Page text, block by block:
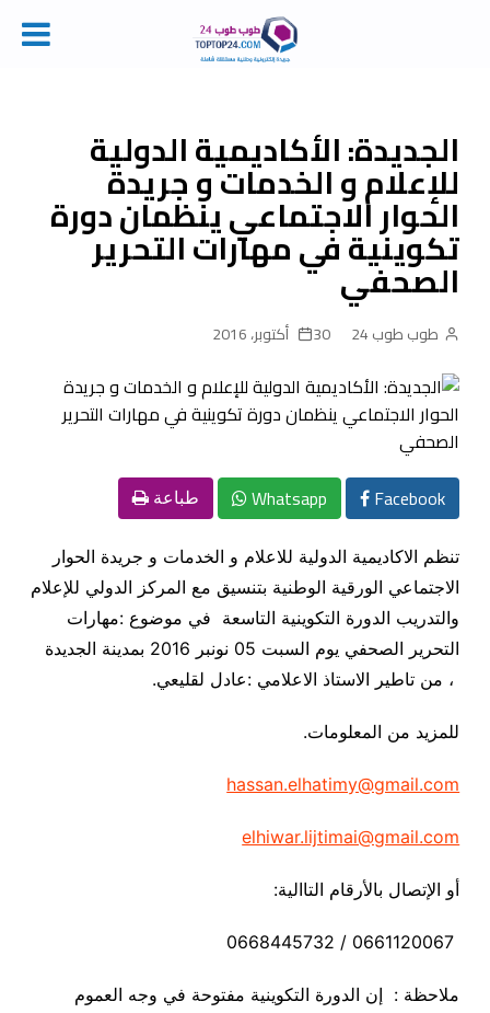
contentالجديدة: الأكاديمية الدولية
للإعلام و الخدمات و جريدة
الحوار الاجتماعي ينظمان دورة
تكوينية في مهارات التحرير
الصحفي
طوب طوب 24 30 أكتوبر، 2016
Facebook
Whatsapp طباعة
تنظم الاكاديمية الدولية للاعلام و الخدمات و جريدة الحوار
الاجتماعي الورقية الوطنية بتنسيق مع المركز الدولي للإعلام
والتدريب الدورة التكوينية التاسعة في موضوع :مهارات
التحرير الصحفي يوم السبت 05 نونبر 2016 بمدينة الجديدة
، من تاطير الاستاذ الاعلامي :عادل لقليعي.
للمزيد من المعلومات.
hassan.elhatimy@gmail.com
elhiwar.lijtimai@gmail.com
أو الإتصال بالأرقام التاالية:
ملاحظة : إن الدورة التكوينية مفتوحة في وجه العموم